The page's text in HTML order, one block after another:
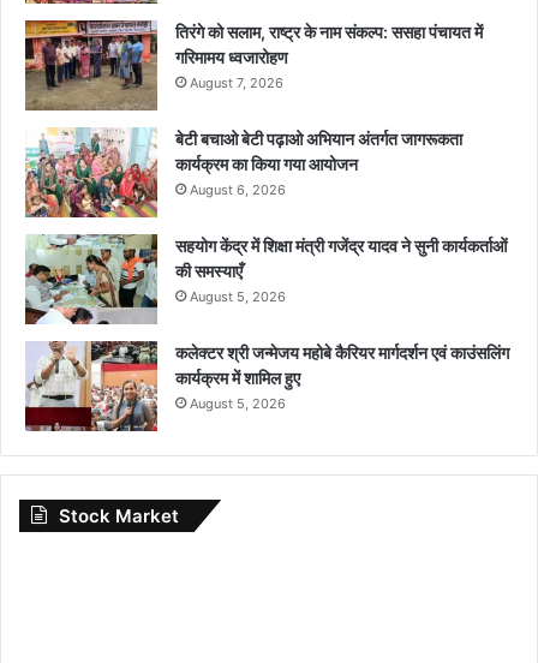
तिरंगे को सलाम, राष्ट्र के नाम संकल्प: ससहा पंचायत में
गरिमामय ध्वजारोहण
August 7, 2026
बेटी बचाओ बेटी पढ़ाओ अभियान अंतर्गत जागरूकता
कार्यक्रम का किया गया आयोजन
August 6, 2026
सहयोग केंद्र में शिक्षा मंत्री गजेंद्र यादव ने सुनी कार्यकर्ताओं
की समस्याएँ
August 5, 2026
कलेक्टर श्री जन्मेजय महोबे कैरियर मार्गदर्शन एवं काउंसलिंग
कार्यक्रम में शामिल हुए
August 5, 2026
Stock Market